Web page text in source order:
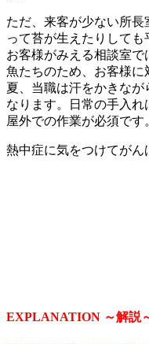
ただ、来客が少ない所
って苔が生えたりして
お客様がみえる相談室
魚たちのため、お客様
夏、当職は汗をかきな
なります。日常の手入
屋外での作業が必須です
熱中症に気をつけてがん
EXPLANATION ～解説